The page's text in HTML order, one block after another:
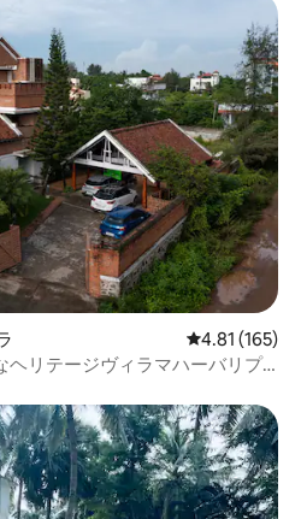
レビュー165
4.81 (165)
ヘリテージヴィラマハーバリプ